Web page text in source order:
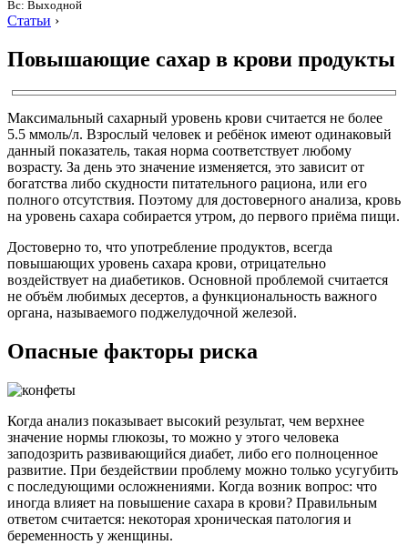
Вс: Выходной
Статьи ›
Повышающие сахар в крови продукты
Максимальный сахарный уровень крови считается не более
5.5 ммоль/л. Взрослый человек и ребёнок имеют одинаковый
данный показатель, такая норма соответствует любому
возрасту. За день это значение изменяется, это зависит от
богатства либо скудности питательного рациона, или его
полного отсутствия. Поэтому для достоверного анализа, кровь
на уровень сахара собирается утром, до первого приёма пищи.
Достоверно то, что употребление продуктов, всегда
повышающих уровень сахара крови, отрицательно
воздействует на диабетиков. Основной проблемой считается
не объём любимых десертов, а функциональность важного
органа, называемого поджелудочной железой.
Опасные факторы риска
Когда анализ показывает высокий результат, чем верхнее
значение нормы глюкозы, то можно у этого человека
заподозрить развивающийся диабет, либо его полноценное
развитие. При бездействии проблему можно только усугубить
с последующими осложнениями. Когда возник вопрос: что
иногда влияет на повышение сахара в крови? Правильным
ответом считается: некоторая хроническая патология и
беременность у женщины.